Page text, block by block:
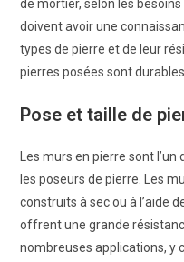
de mortier, selon les
doivent avoir une
types de pierre et de leur
pierres posées sont
Pose et taille de
Les murs en pierre sont
les poseurs de pierre. Les
construits à sec ou à l’aide
offrent une grande
nombreuses applications, y